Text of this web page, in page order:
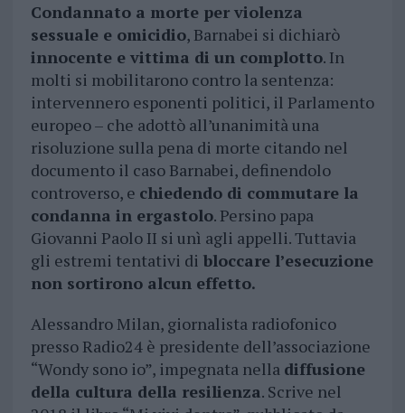
Condannato a morte per violenza
sessuale e omicidio, Barnabei si dichiarò
innocente e vittima di un complotto. In
molti si mobilitarono contro la sentenza:
intervennero esponenti politici, il Parlamento
europeo – che adottò all’unanimità una
risoluzione sulla pena di morte citando nel
documento il caso Barnabei, definendolo
controverso, e chiedendo di commutare la
condanna in ergastolo. Persino papa
Giovanni Paolo II si unì agli appelli. Tuttavia
gli estremi tentativi di bloccare l’esecuzione
non sortirono alcun effetto.
Alessandro Milan, giornalista radiofonico
presso Radio24 è presidente dell’associazione
“Wondy sono io”, impegnata nella diffusione
della cultura della resilienza. Scrive nel